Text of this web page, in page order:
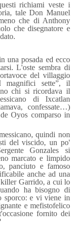
richiami veste i
tale Don Manuel
che di Anthony
che disegnatore e
una posada ed ecco
L'oste sembra di
del villaggio
magnifici sette”, il
chi si ricordava il
di Ixcatlan
confessate…)
Oyos comparso in
quindi non
del viscido, un po'
Gonzales si
marcato e limpido
panciuto e famoso
anche ad una
Garrido, a cui lo
ha bisogno di
sporco: e vi viene in
e mefistofelico
fornito dei